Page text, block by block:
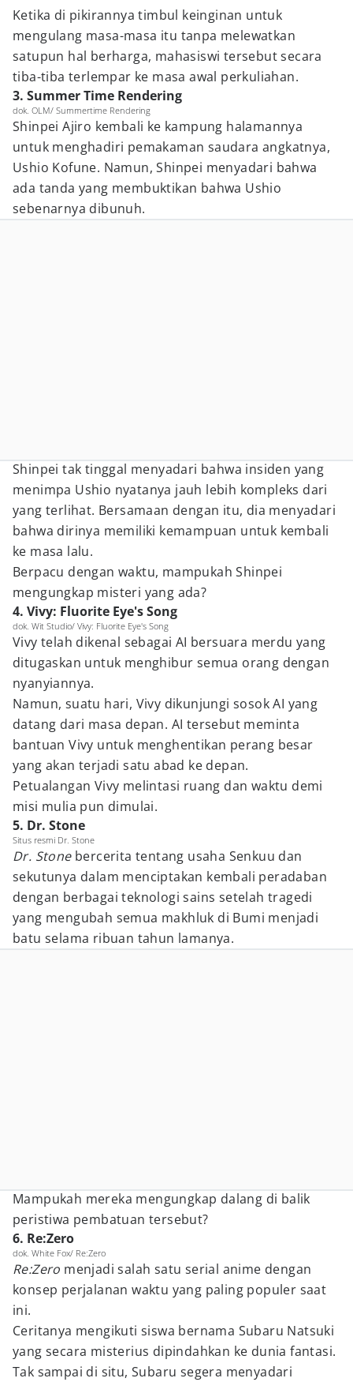
Ketika di pikirannya timbul keinginan untuk
mengulang masa-masa itu tanpa melewatkan
satupun hal berharga, mahasiswi tersebut secara
tiba-tiba terlempar ke masa awal perkuliahan.
3. Summer Time Rendering
dok. OLM/ Summertime Rendering
Shinpei Ajiro kembali ke kampung halamannya
untuk menghadiri pemakaman saudara angkatnya,
Ushio Kofune. Namun, Shinpei menyadari bahwa
ada tanda yang membuktikan bahwa Ushio
sebenarnya dibunuh.
Shinpei tak tinggal menyadari bahwa insiden yang
menimpa Ushio nyatanya jauh lebih kompleks dari
yang terlihat. Bersamaan dengan itu, dia menyadari
bahwa dirinya memiliki kemampuan untuk kembali
ke masa lalu.
Berpacu dengan waktu, mampukah Shinpei
mengungkap misteri yang ada?
4. Vivy: Fluorite Eye's Song
dok. Wit Studio/ Vivy: Fluorite Eye's Song
Vivy telah dikenal sebagai AI bersuara merdu yang
ditugaskan untuk menghibur semua orang dengan
nyanyiannya.
Namun, suatu hari, Vivy dikunjungi sosok AI yang
datang dari masa depan. AI tersebut meminta
bantuan Vivy untuk menghentikan perang besar
yang akan terjadi satu abad ke depan.
Petualangan Vivy melintasi ruang dan waktu demi
misi mulia pun dimulai.
5. Dr. Stone
Situs resmi Dr. Stone
Dr. Stone bercerita tentang usaha Senkuu dan
sekutunya dalam menciptakan kembali peradaban
dengan berbagai teknologi sains setelah tragedi
yang mengubah semua makhluk di Bumi menjadi
batu selama ribuan tahun lamanya.
Mampukah mereka mengungkap dalang di balik
peristiwa pembatuan tersebut?
6. Re:Zero
dok. White Fox/ Re:Zero
Re:Zero menjadi salah satu serial anime dengan
konsep perjalanan waktu yang paling populer saat
ini.
Ceritanya mengikuti siswa bernama Subaru Natsuki
yang secara misterius dipindahkan ke dunia fantasi.
Tak sampai di situ, Subaru segera menyadari